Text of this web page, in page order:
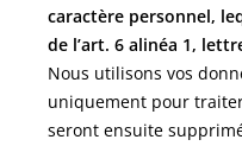
caractère personnel,
de l’art. 6 alinéa 1,
Nous utilisons vos
uniquement pour
seront ensuite